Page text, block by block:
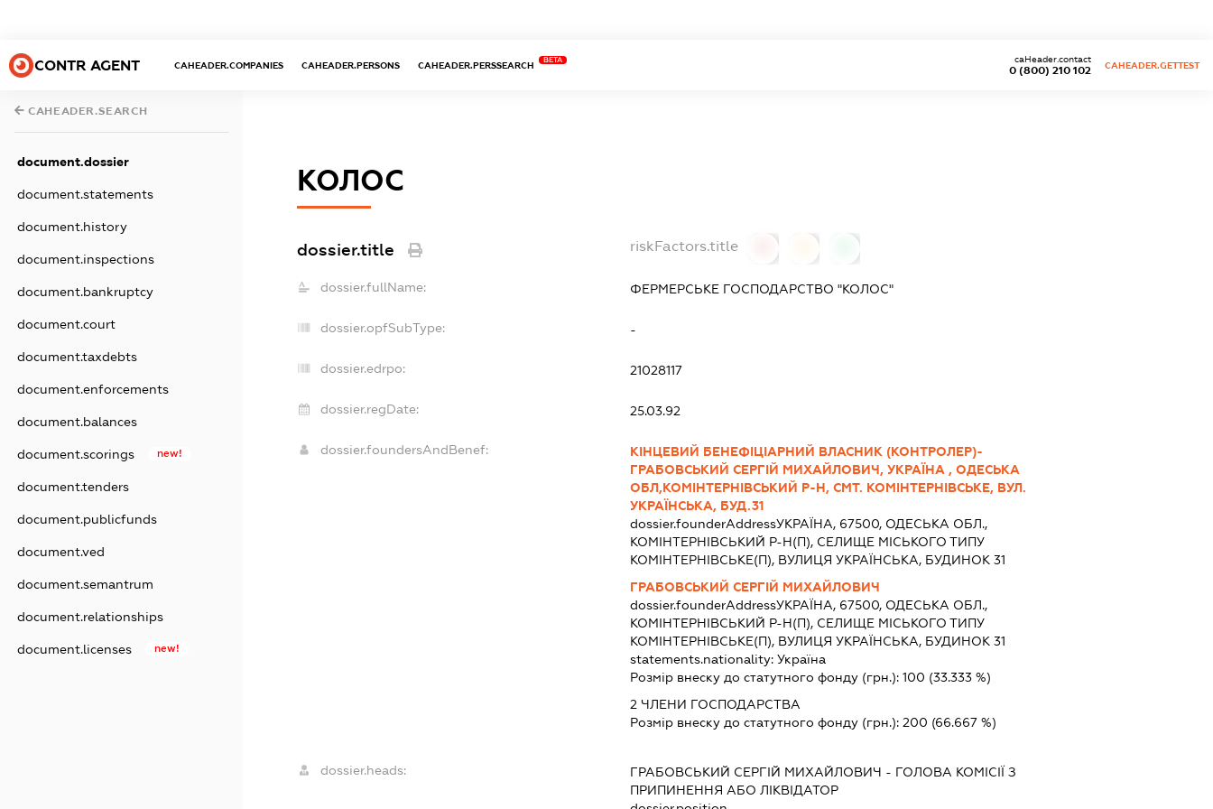
CONTR AGENT CAHEADER.COMPANIES CAHEADER.PERSONS CAHEADER.PERSSEARCH
BETA
0 (800) 210 102
caHeader.contact
CAHEADER.GETTEST
CAHEADER.SEARCH
document.dossier
document.statements
document.history
document.inspections
document.bankruptcy
document.court
document.taxdebts
document.enforcements
document.balances
document.scorings new!
document.tenders
document.publicfunds
document.ved
document.semantrum
document.relationships
document.licenses new!
КОЛОС
dossier.title riskFactors.title
dossier.fullName: ФЕРМЕРСЬКЕ ГОСПОДАРСТВО "КОЛОС"
dossier.opfSubType: -
dossier.edrpo: 21028117
dossier.regDate: 25.03.92
dossier.foundersAndBenef:
КІНЦЕВИЙ БЕНЕФІЦІАРНИЙ ВЛАСНИК (КОНТРОЛЕР)-
ГРАБОВСЬКИЙ СЕРГІЙ МИХАЙЛОВИЧ, УКРАЇНА , ОДЕСЬКА
ОБЛ,КОМІНТЕРНІВСЬКИЙ Р-Н, СМТ. КОМІНТЕРНІВСЬКЕ, ВУЛ.
УКРАЇНСЬКА, БУД.31
dossier.founderAddressУКРАЇНА, 67500, ОДЕСЬКА ОБЛ.,
КОМІНТЕРНІВСЬКИЙ Р-Н(П), СЕЛИЩЕ МІСЬКОГО ТИПУ
КОМІНТЕРНІВСЬКЕ(П), ВУЛИЦЯ УКРАЇНСЬКА, БУДИНОК 31
ГРАБОВСЬКИЙ СЕРГІЙ МИХАЙЛОВИЧ
dossier.founderAddressУКРАЇНА, 67500, ОДЕСЬКА ОБЛ.,
КОМІНТЕРНІВСЬКИЙ Р-Н(П), СЕЛИЩЕ МІСЬКОГО ТИПУ
КОМІНТЕРНІВСЬКЕ(П), ВУЛИЦЯ УКРАЇНСЬКА, БУДИНОК 31
statements.nationality:Україна
Розмір внеску до статутного фонду (грн.):100 (33.333 %)
2 ЧЛЕНИ ГОСПОДАРСТВА
Розмір внеску до статутного фонду (грн.):200 (66.667 %)
dossier.heads: ГРАБОВСЬКИЙ СЕРГІЙ МИХАЙЛОВИЧ - ГОЛОВА КОМІСІЇ З
ПРИПИНЕННЯ АБО ЛІКВІДАТОР